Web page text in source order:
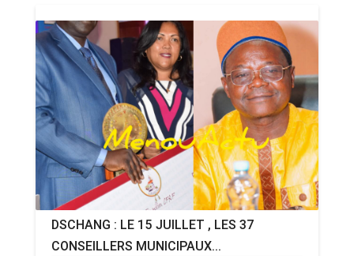
DSCHANG : LE 15 JUILLET , LES 37
CONSEILLERS MUNICIPAUX...